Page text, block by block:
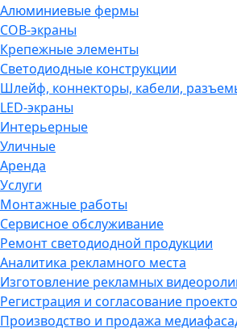
Алюминиевые фермы
COB-экраны
Крепежные элементы
Светодиодные конструкции
Шлейф, коннекторы, кабели,
LED-экраны
Интерьерные
Уличные
Аренда
Услуги
Монтажные работы
Сервисное обслуживание
Ремонт светодиодной продукции
Аналитика рекламного места
Изготовление рекламных
Регистрация и согласование
Производство и продажа